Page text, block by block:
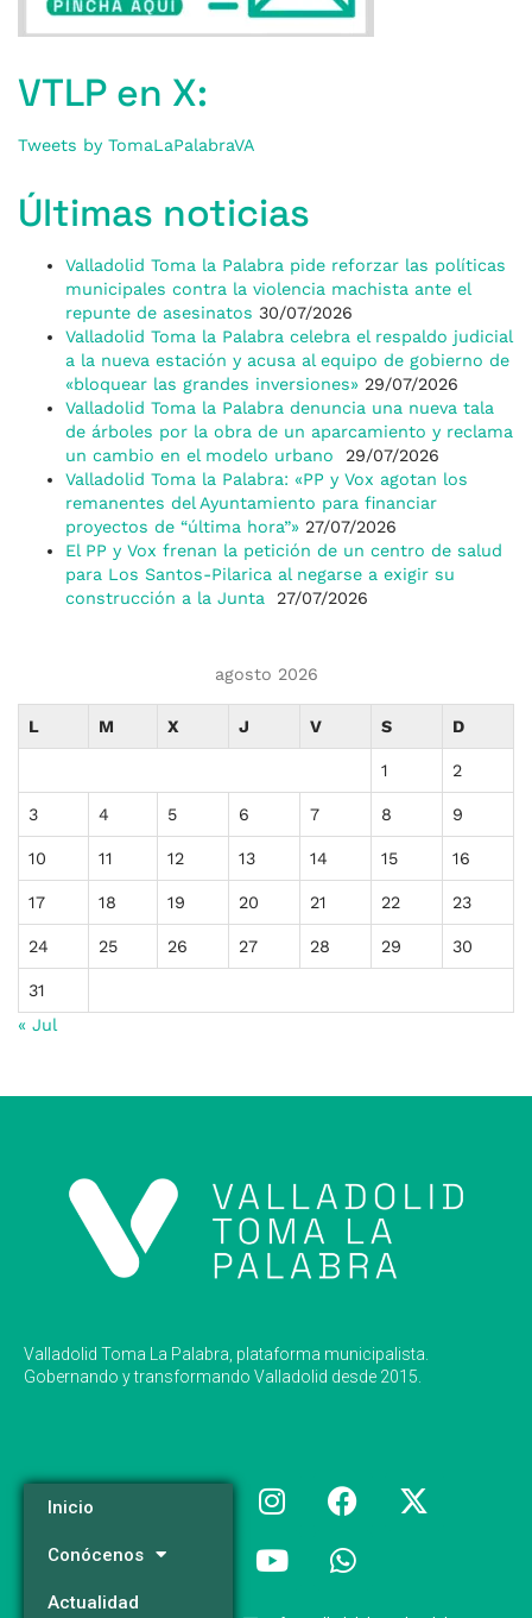
VTLP en X:
Tweets by TomaLaPalabraVA
Últimas noticias
Valladolid Toma la Palabra pide reforzar las políticas
municipales contra la violencia machista ante el
repunte de asesinatos 30/07/2026
Valladolid Toma la Palabra celebra el respaldo judicial
a la nueva estación y acusa al equipo de gobierno de
«bloquear las grandes inversiones» 29/07/2026
Valladolid Toma la Palabra denuncia una nueva tala
de árboles por la obra de un aparcamiento y reclama
un cambio en el modelo urbano
29/07/2026
Valladolid Toma la Palabra: «PP y Vox agotan los
remanentes del Ayuntamiento para financiar
proyectos de “última hora”» 27/07/2026
El PP y Vox frenan la petición de un centro de salud
para Los Santos-Pilarica al negarse a exigir su
construcción a la Junta
27/07/2026
agosto 2026
L M X J V S D
1 2
3 4 5 6 7 8 9
10 11 12 13 14 15 16
17 18 19 20 21 22 23
24 25 26 27 28 29 30
31
« Jul
Valladolid Toma La Palabra, plataforma municipalista.
Gobernando y transformando Valladolid desde 2015.
Inicio
Conócenos
Actualidad